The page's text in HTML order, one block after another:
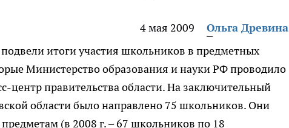
4 мая 2009
Ольга Древина
итоги участия школьников в предметных
Министерство образования и науки РФ проводило
центр правительства области.На заключительный
области было направлено 75 школьников. Они
(в 2008 г. – 67 школьников по 18